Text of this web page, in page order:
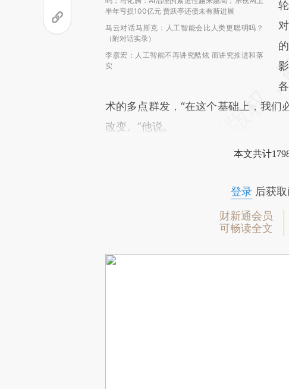
半年亏损100亿元 贾跃亭还债未有新进展
马云对话马斯克：人工智能会比人类更聪明吗？
（附对话实录）
李彦宏：人工智能不再讲究酷炫 而讲究推进和落
实
术的多点群发，“在这个基础上，我
改变。”他说。
本文共计
登录后获取
财新通会员
可畅读全文